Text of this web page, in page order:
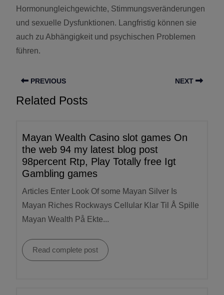
Hormonungleichgewichte, Stimmungsveränderungen
und sexuelle Dysfunktionen. Langfristig können sie
auch zu Abhängigkeit und psychischen Problemen
führen.
PREVIOUS NEXT
Related Posts
Mayan Wealth Casino slot games On
the web 94 my latest blog post
98percent Rtp, Play Totally free Igt
Gambling games
Articles Enter Look Of some Mayan Silver Is
Mayan Riches Rockways Cellular Klar Til Å Spille
Mayan Wealth På Ekte...
Read complete post